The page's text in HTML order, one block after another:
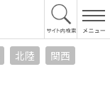
北陸
関西